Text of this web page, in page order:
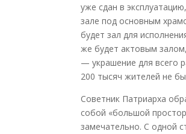
уже сдан в
зале под основным
будет зал для
же будет актовым
— украшение для всего
200 тысяч жителей не
Советник Патриарха
собой «большой
замечательно. С одной